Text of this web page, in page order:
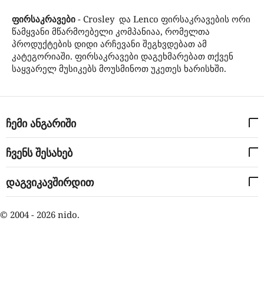
ფირსაკრავები - Crosley და Lenco ფირსაკრავების ორი
წამყვანი მწარმოებელი კომპანიაა, რომელთა
პროდუქტების დიდი არჩევანი შეგხვდებათ ამ
კატეგორიაში. ფირსაკრავები დაგეხმარებათ თქვენ
საყვარელ მუსიკებს მოუსმინოთ უკეთეს ხარისხში.
ჩემი ანგარიში
ჩვენს შესახებ
დაგვიკავშირდით
© 2004 - 2026 nido.